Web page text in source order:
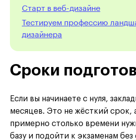
Cтарт в веб-дизайне
Тестируем профессию
дизайнера
Сроки
Если вы начинаете с нуля,
месяцев. Это не жёсткий срок,
примерно столько времени
базу и подойти к экзаменам без